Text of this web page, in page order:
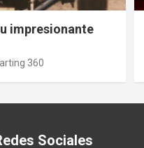
impresionante
360
Sociales